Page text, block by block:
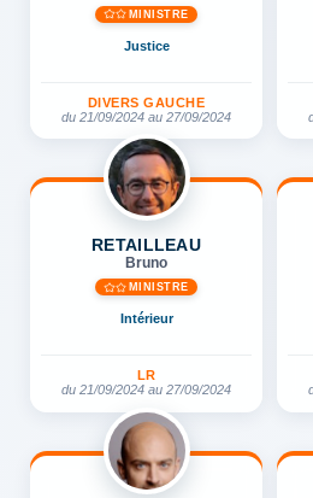
MINISTRE
Justice
DIVERS GAUCHE
du 21/09/2024 au 27/09/2024
RETAILLEAU
Bruno
MINISTRE
Intérieur
LR
du 21/09/2024 au 27/09/2024